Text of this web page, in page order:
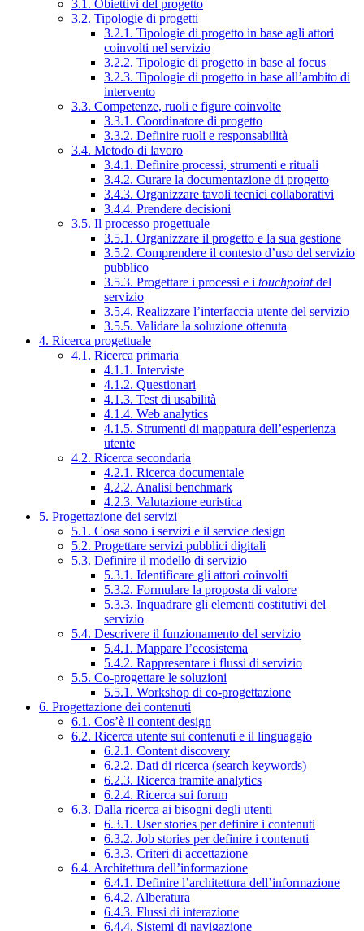
3.1. Obiettivi del progetto
3.2. Tipologie di progetti
3.2.1. Tipologie di progetto in base agli attori
coinvolti nel servizio
3.2.2. Tipologie di progetto in base al focus
3.2.3. Tipologie di progetto in base all’ambito di
intervento
3.3. Competenze, ruoli e figure coinvolte
3.3.1. Coordinatore di progetto
3.3.2. Definire ruoli e responsabilità
3.4. Metodo di lavoro
3.4.1. Definire processi, strumenti e rituali
3.4.2. Curare la documentazione di progetto
3.4.3. Organizzare tavoli tecnici collaborativi
3.4.4. Prendere decisioni
3.5. Il processo progettuale
3.5.1. Organizzare il progetto e la sua gestione
3.5.2. Comprendere il contesto d’uso del servizio
pubblico
3.5.3. Progettare i processi e i touchpointdel
servizio
3.5.4. Realizzare l’interfaccia utente del servizio
3.5.5. Validare la soluzione ottenuta
4. Ricerca progettuale
4.1. Ricerca primaria
4.1.1. Interviste
4.1.2. Questionari
4.1.3. Test di usabilità
4.1.4. Web analytics
4.1.5. Strumenti di mappatura dell’esperienza
utente
4.2. Ricerca secondaria
4.2.1. Ricerca documentale
4.2.2. Analisi benchmark
4.2.3. Valutazione euristica
5. Progettazione dei servizi
5.1. Cosa sono i servizi e il service design
5.2. Progettare servizi pubblici digitali
5.3. Definire il modello di servizio
5.3.1. Identificare gli attori coinvolti
5.3.2. Formulare la proposta di valore
5.3.3. Inquadrare gli elementi costitutivi del
servizio
5.4. Descrivere il funzionamento del servizio
5.4.1. Mappare l’ecosistema
5.4.2. Rappresentare i flussi di servizio
5.5. Co-progettare le soluzioni
5.5.1. Workshop di co-progettazione
6. Progettazione dei contenuti
6.1. Cos’è il content design
6.2. Ricerca utente sui contenuti e il linguaggio
6.2.1. Content discovery
6.2.2. Dati di ricerca (search keywords)
6.2.3. Ricerca tramite analytics
6.2.4. Ricerca sui forum
6.3. Dalla ricerca ai bisogni degli utenti
6.3.1. User stories per definire i contenuti
6.3.2. Job stories per definire i contenuti
6.3.3. Criteri di accettazione
6.4. Architettura dell’informazione
6.4.1. Definire l’architettura dell’informazione
6.4.2. Alberatura
6.4.3. Flussi di interazione
6.4.4. Sistemi di navigazione